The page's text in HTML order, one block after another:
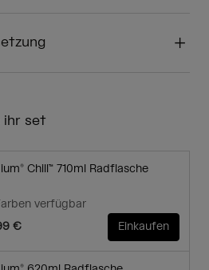
ihr set
Chill™ 710ml Radflasche
verfügbar
€
Einkaufen